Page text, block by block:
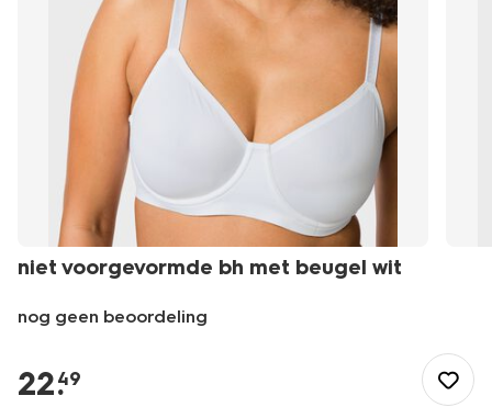
niet voorgevormde bh met beugel wit
nog geen beoordeling
shirt-
bh/niet-
22.
49